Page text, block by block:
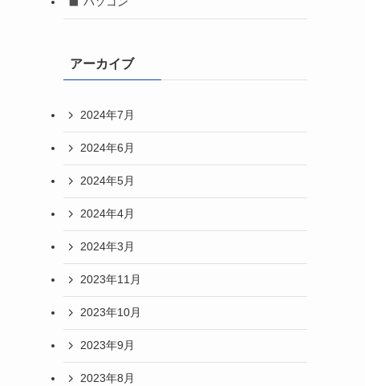
アーカイブ
2024年7月
2024年6月
2024年5月
2024年4月
2024年3月
2023年11月
2023年10月
2023年9月
2023年8月